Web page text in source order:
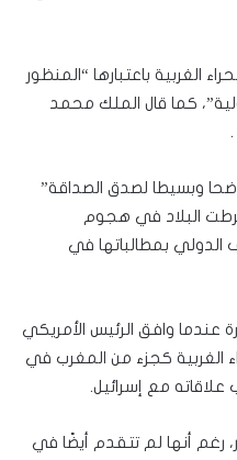
الغربية باعتبارها “المنظور
كما قال الملك محمد
وبسيطا لصدق الصداقة”
البلاد في هجوم
بمطالباتها في
وافق الرئيس الأمريكي
الغربية كجزء من المغرب في
رغم أنها لم تتقدم أيضًا في